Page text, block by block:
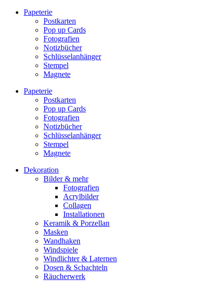
Papeterie
Postkarten
Pop up Cards
Fotografien
Notizbücher
Schlüsselanhänger
Stempel
Magnete
Papeterie
Postkarten
Pop up Cards
Fotografien
Notizbücher
Schlüsselanhänger
Stempel
Magnete
Dekoration
Bilder & mehr
Fotografien
Acrylbilder
Collagen
Installationen
Keramik & Porzellan
Masken
Wandhaken
Windspiele
Windlichter & Laternen
Dosen & Schachteln
Räucherwerk